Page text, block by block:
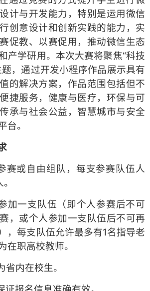
计与开发能力，特别是运用微信
创意设计和创新实践的能力，实
促教、以赛促用，推动微信生态
产学研用。本次大赛将聚焦“科技
，通过开发小程序作品展示具有
的解决方案，作品范围包括但不
捷服务，健康与医疗，环保与可
承与社会公益，智慧城市与安全
台。
赛或自由组队，每支参赛队伍人
加一支队伍（即个人参赛后不可
，或个人参加一支队伍后不可再
，每支队伍允许最多有1名指导老
在职高校教师。
省内在校生。